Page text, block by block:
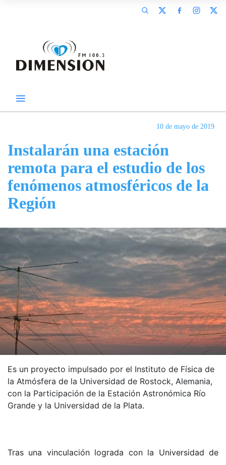
10 de mayo de 2019
Instalarán una estación
remota para el estudio de los
fenómenos atmosféricos de la
Región
Es un proyecto impulsado por el Instituto de Física de
la Atmósfera de la Universidad de Rostock, Alemania,
con la Participación de la Estación Astronómica Río
Grande y la Universidad de la Plata.
Tras una vinculación lograda con la Universidad de